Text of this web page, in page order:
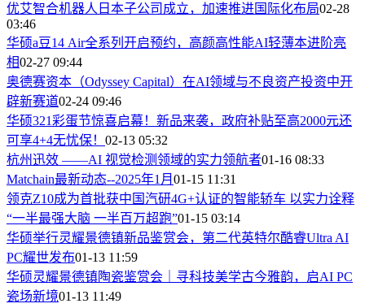
优艾智合机器人日本子公司成立，加速推进国际化布局02-28
03:46
华硕a豆14 Air全系列开启预约，高颜高性能AI轻薄本进阶亮
相02-27 09:44
奥德赛资本（Odyssey Capital）在AI领域与不良资产投资中开
辟新赛道02-24 09:46
华硕321彩蛋节惊喜启幕！新品来袭，政府补贴至高2000元还
可享4+4无忧保！ 02-13 05:32
杭州迅效 ——AI 视觉检测领域的实力领航者01-16 08:33
Matchain最新动态--2025年1月 01-15 11:31
领克Z10成为首批获中国汽研4G+认证的智能轿车 以实力诠释
“一半最强大脑 一半百万超跑”01-15 03:14
华硕举行灵耀景德镇新品鉴赏会，第二代英特尔酷睿Ultra AI
PC耀世发布01-13 11:59
华硕灵耀景德镇陶瓷鉴赏会｜寻科技美学古今雅韵，启AI PC
瓷场新境01-13 11:49